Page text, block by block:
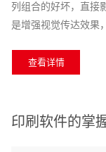
列组合的好坏，直接
是增强视觉传达效果
查看详情
印刷软件的掌